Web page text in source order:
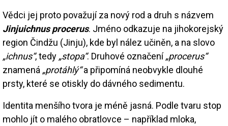
Vědci jej proto považují za nový rod a druh s názvem
Jinjuichnus procerus. Jméno odkazuje na jihokorejský
region Čindžu (Jinju), kde byl nález učiněn, a na slovo
„ichnus“, tedy „stopa“. Druhové označení„procerus“
znamená „protáhlý“a připomíná neobvykle dlouhé
prsty, které se otiskly do dávného sedimentu.
Identita menšího tvora je méně jasná. Podle tvaru stop
mohlo jít o malého obratlovce – například mloka,